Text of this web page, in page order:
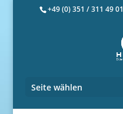
+49 (0) 351 / 311 49 01
Seite wählen